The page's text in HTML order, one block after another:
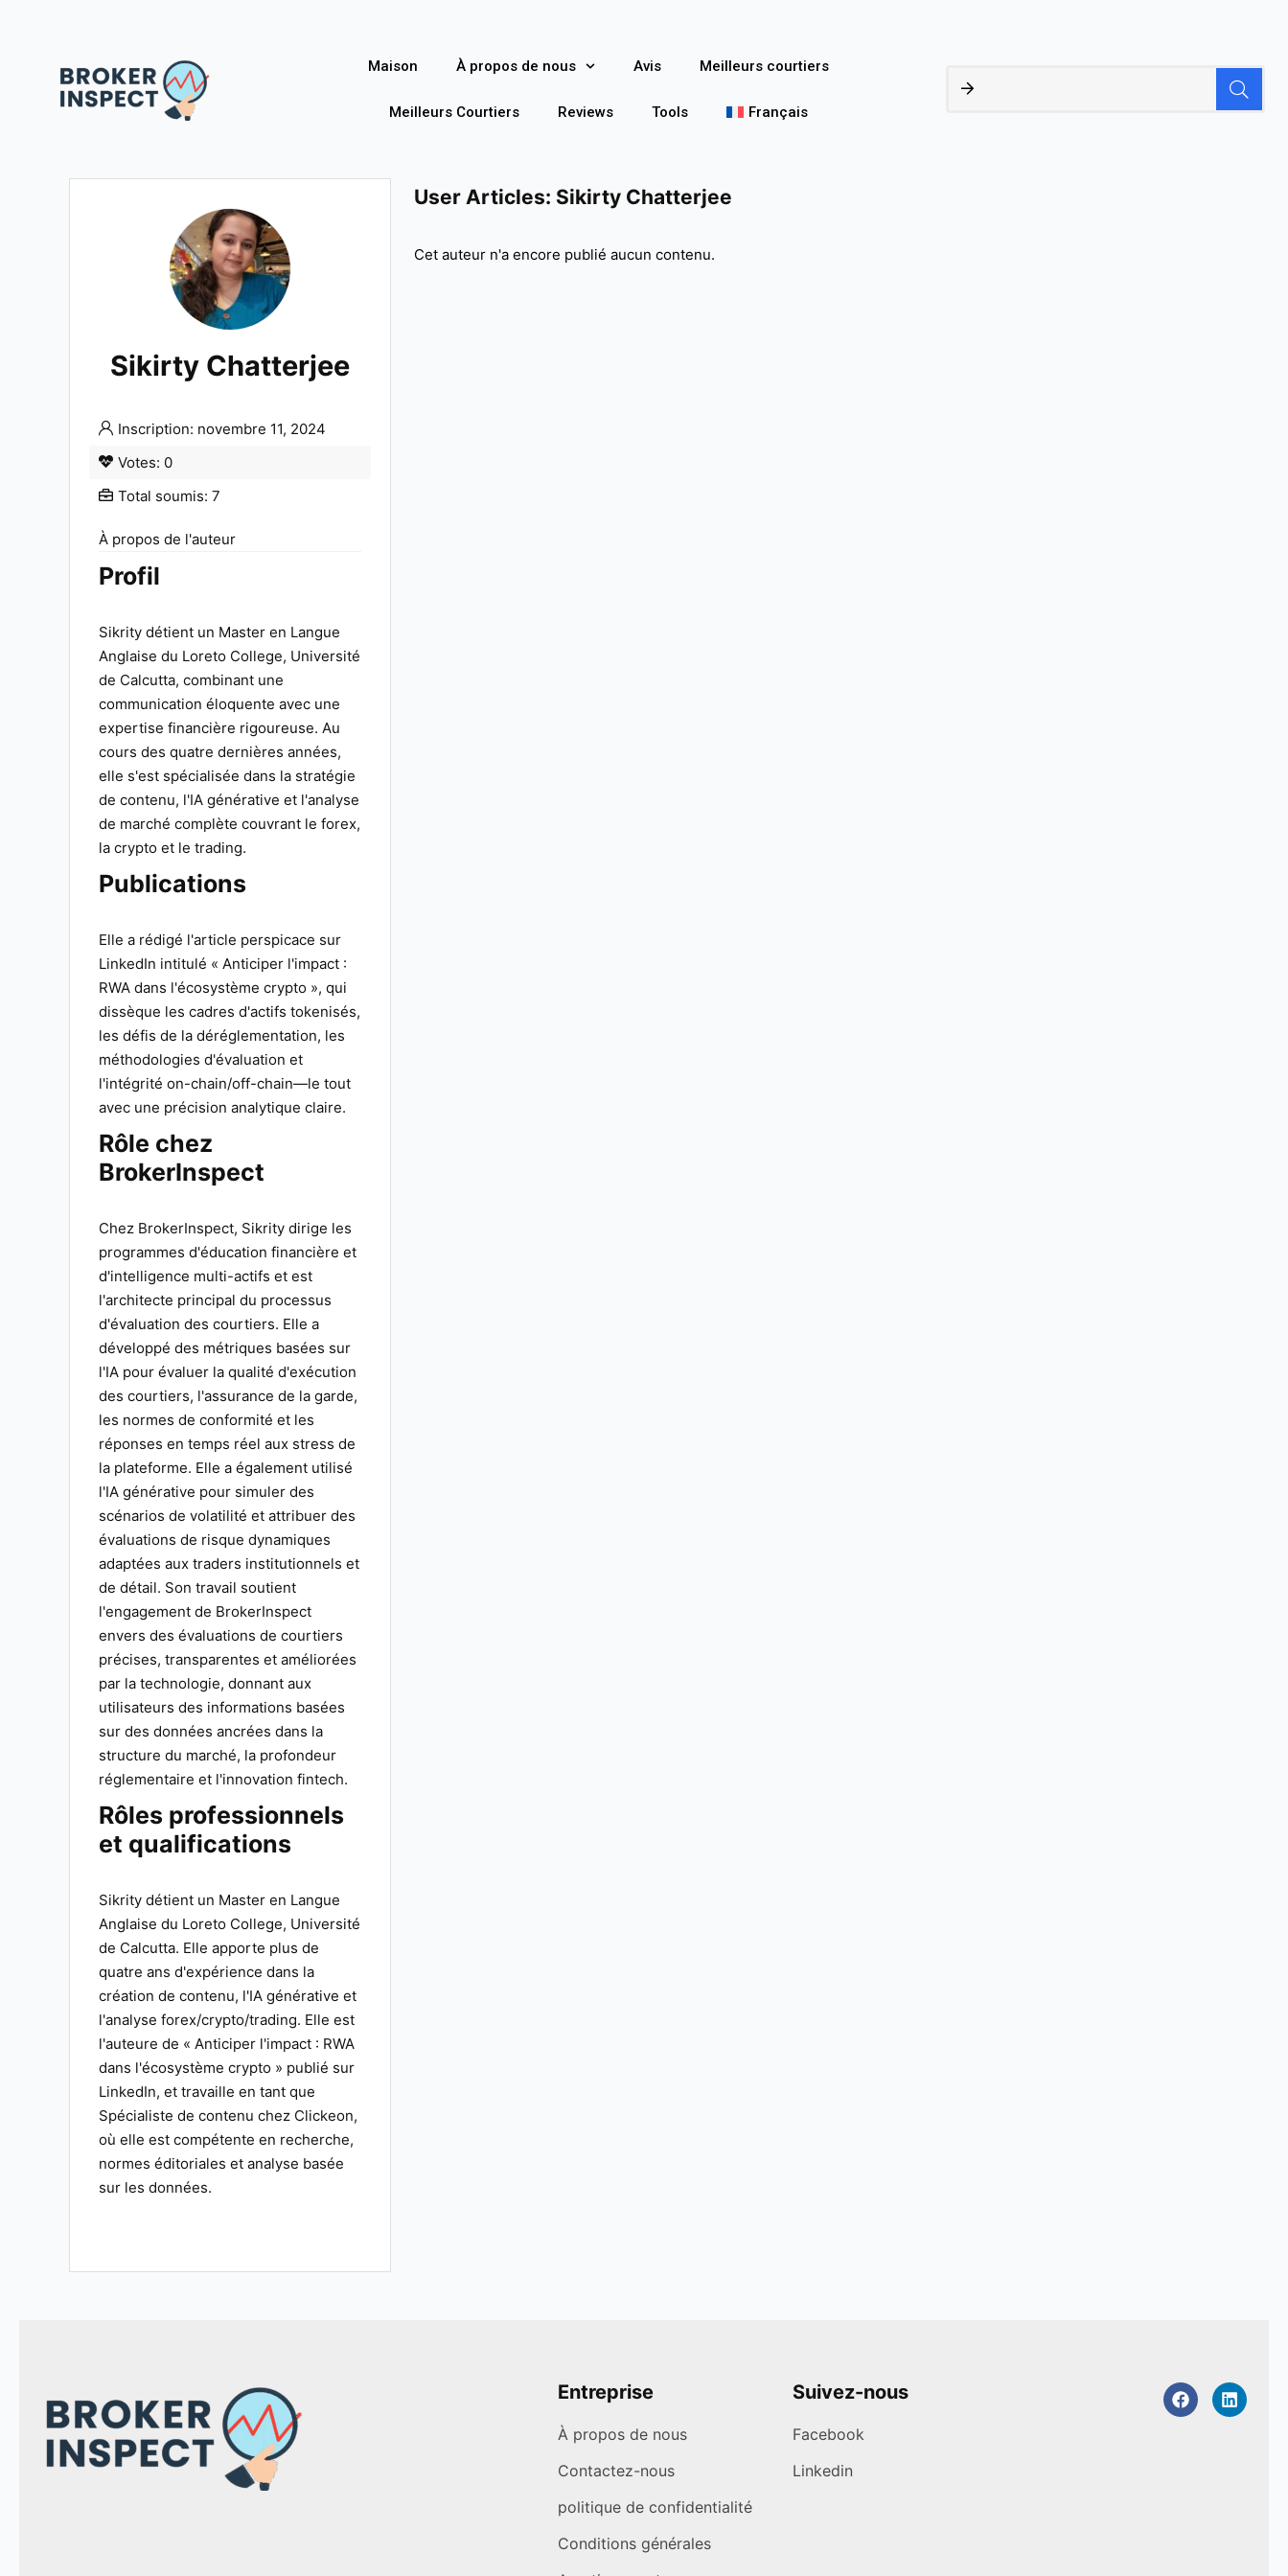
Maison À propos de nous Avis Meilleurs courtiers
Meilleurs Courtiers Reviews Tools Français
Sikirty Chatterjee
Inscription: novembre 11, 2024
Votes: 0
Total soumis: 7
À propos de l'auteur
Profil
Sikrity détient un Master en Langue
Anglaise du Loreto College, Université
de Calcutta, combinant une
communication éloquente avec une
expertise financière rigoureuse. Au
cours des quatre dernières années,
elle s'est spécialisée dans la stratégie
de contenu, l'IA générative et l'analyse
de marché complète couvrant le forex,
la crypto et le trading.
Publications
Elle a rédigé l'article perspicace sur
LinkedIn intitulé « Anticiper l'impact :
RWA dans l'écosystème crypto », qui
dissèque les cadres d'actifs tokenisés,
les défis de la déréglementation, les
méthodologies d'évaluation et
l'intégrité on-chain/off-chain—le tout
avec une précision analytique claire.
Rôle chez
BrokerInspect
Chez BrokerInspect, Sikrity dirige les
programmes d'éducation financière et
d'intelligence multi-actifs et est
l'architecte principal du processus
d'évaluation des courtiers. Elle a
développé des métriques basées sur
l'IA pour évaluer la qualité d'exécution
des courtiers, l'assurance de la garde,
les normes de conformité et les
réponses en temps réel aux stress de
la plateforme. Elle a également utilisé
l'IA générative pour simuler des
scénarios de volatilité et attribuer des
évaluations de risque dynamiques
adaptées aux traders institutionnels et
de détail. Son travail soutient
l'engagement de BrokerInspect
envers des évaluations de courtiers
précises, transparentes et améliorées
par la technologie, donnant aux
utilisateurs des informations basées
sur des données ancrées dans la
structure du marché, la profondeur
réglementaire et l'innovation fintech.
Rôles professionnels
et qualifications
Sikrity détient un Master en Langue
Anglaise du Loreto College, Université
de Calcutta. Elle apporte plus de
quatre ans d'expérience dans la
création de contenu, l'IA générative et
l'analyse forex/crypto/trading. Elle est
l'auteure de « Anticiper l'impact : RWA
dans l'écosystème crypto » publié sur
LinkedIn, et travaille en tant que
Spécialiste de contenu chez Clickeon,
où elle est compétente en recherche,
normes éditoriales et analyse basée
sur les données.
User Articles: Sikirty Chatterjee
Cet auteur n'a encore publié aucun contenu.
Entreprise
À propos de nous
Contactez-nous
politique de confidentialité
Conditions générales
Suivez-nous
Facebook
Linkedin